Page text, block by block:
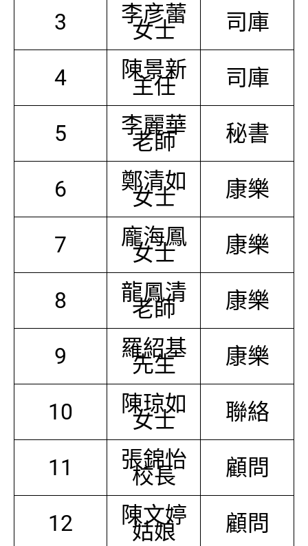
3 李彦蕾
女士 司庫
4 陳景新
主任 司庫
5 李麗華
老師 秘書
6 鄭清如
女士 康樂
7 龐海鳳
女士 康樂
8 龍鳳清
老師 康樂
9 羅紹基
先生 康樂
10 陳琼如
女士 聯絡
11 張錦怡
校長 顧問
12 陳文婷
姑娘 顧問